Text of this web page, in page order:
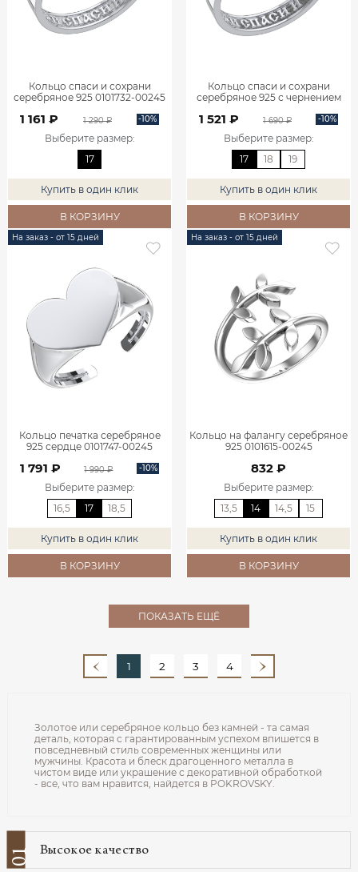
Кольцо спаси и сохрани
серебряное 925 0101732-00245
1 161 ₽ 1 290 ₽ -10%
Выберите размер:
17
Купить в один клик
В КОРЗИНУ
Кольцо спаси и сохрани
серебряное 925 с чернением
1 521 ₽ 1 690 ₽ -10%
Выберите размер:
17
18 19
Купить в один клик
В КОРЗИНУ
На заказ - от 15 дней
Кольцо печатка серебряное
925 сердце 0101747-00245
1 791 ₽ 1 990 ₽ -10%
Выберите размер:
16,5
17 18,5
Купить в один клик
В КОРЗИНУ
На заказ - от 15 дней
Кольцо на фалангу серебряное
925 0101615-00245
832 ₽
Выберите размер:
13,5
14 14,5 15
Купить в один клик
В КОРЗИНУ
ПОКАЗАТЬ ЕЩЁ
1 2 3 4
Золотое или серебряное кольцо без камней - та самая
деталь, которая с гарантированным успехом впишется в
повседневный стиль современных женщины или
мужчины. Красота и блеск драгоценного металла в
чистом виде или украшение с декоративной обработкой
- все, что вам нравится, найдется в POKROVSKY.
01 Высокое качество